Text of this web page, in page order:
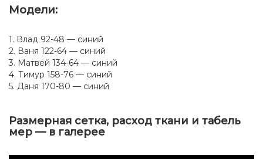
Модели:
1. Влад 92-48 — синий
2. Ваня 122-64 — синий
3. Матвей 134-64 — синий
4. Тимур 158-76 — синий
5. Даня 170-80 — синий
Размерная сетка, расход ткани и табель
мер — в галерее